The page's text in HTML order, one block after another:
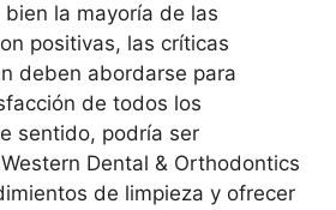
la mayoría de las
positivas, las críticas
deben abordarse para
de todos los
sentido, podría ser
Dental & Orthodontics
de limpieza y ofrecer